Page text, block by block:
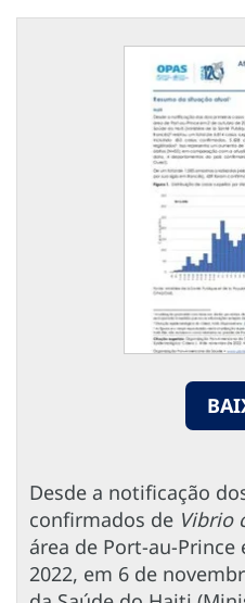
Desde a notificação
confirmados de Vibrio
área de Port-au-
2022, em 6 de